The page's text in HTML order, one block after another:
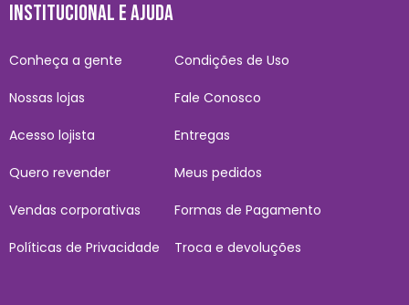
INSTITUCIONAL E AJUDA
Conheça a gente
Nossas lojas
Acesso lojista
Quero revender
Vendas corporativas
Políticas de Privacidade
Condições de Uso
Fale Conosco
Entregas
Meus pedidos
Formas de Pagamento
Troca e devoluções